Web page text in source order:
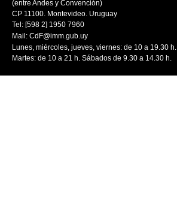
(entre Andes y Convención)
CP 11100. Montevideo. Uruguay
Tel: [598 2] 1950 7960
Mail: CdF@imm.gub.uy
Lunes, miércoles, jueves, viernes: de 10 a 19.30 h.
Martes: de 10 a 21 h. Sábados de 9.30 a 14.30 h.